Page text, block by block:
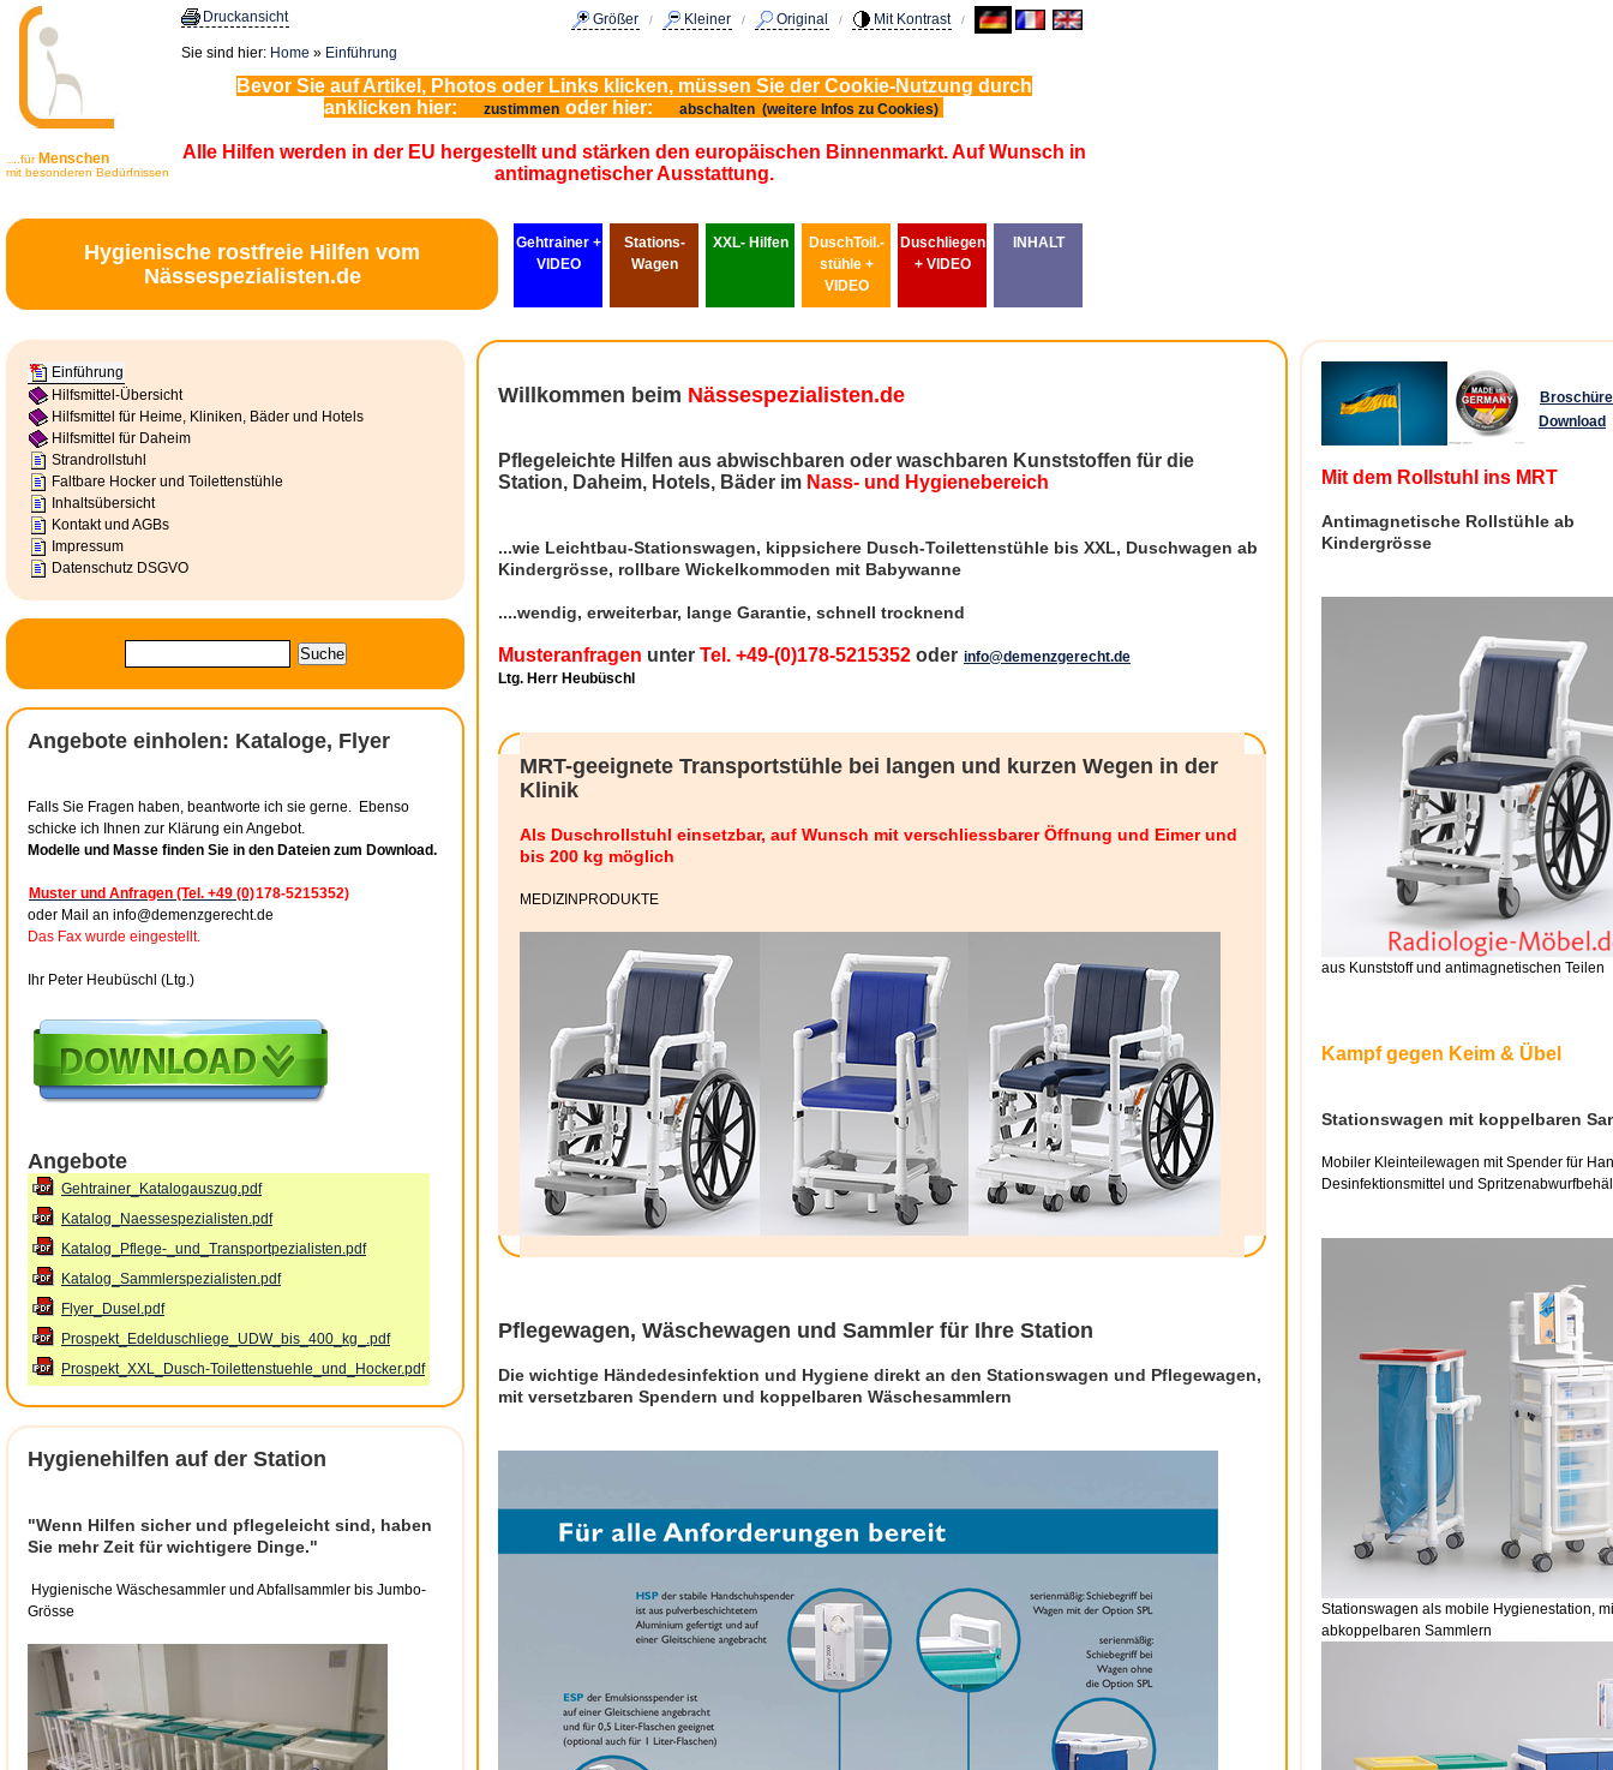
... ..für Menschen
mit besonderen Bedürfnissen
Druckansicht Größer / Kleiner / Original / Mit Kontrast /
Sie sind hier: Home » Einführung
Bevor Sie auf Artikel, Photos oder Links klicken, müssen Sie der Cookie-Nutzung durch
anklicken hier:
zustimmen oder hier: abschalten (weitere Infos zu Cookies)
Alle Hilfen werden in der EU hergestellt und stärken den europäischen Binnenmarkt. Auf Wunsch in
antimagnetischer Ausstattung.
Hygienische rostfreie Hilfen vom
Nässespezialisten.de
Gehtrainer +
VIDEO
Stations-
Wagen
XXL- Hilfen
DuschToil.-
stühle +
VIDEO
Duschliegen
+ VIDEO
INHALT
Einführung
Hilfsmittel-Übersicht
Hilfsmittel für Heime, Kliniken, Bäder und Hotels
Hilfsmittel für Daheim
Strandrollstuhl
Faltbare Hocker und Toilettenstühle
Inhaltsübersicht
Kontakt und AGBs
Impressum
Datenschutz DSGVO
Angebote einholen: Kataloge, Flyer
Falls Sie Fragen haben, beantworte ich sie gerne. Ebenso
schicke ich Ihnen zur Klärung ein Angebot.
Modelle und Masse finden Sie in den Dateien zum Download.
Muster und Anfragen (Tel. +49 (0)178-5215352)
oder Mail an info@demenzgerecht.de
Das Fax wurde eingestellt.
Ihr Peter Heubüschl (Ltg.)
Angebote
Gehtrainer_Katalogauszug.pdf
Katalog_Naessespezialisten.pdf
Katalog_Pflege-_und_Transportpezialisten.pdf
Katalog_Sammlerspezialisten.pdf
Flyer_Dusel.pdf
Prospekt_Edelduschliege_UDW_bis_400_kg_.pdf
Prospekt_XXL_Dusch-Toilettenstuehle_und_Hocker.pdf
Hygienehilfen auf der Station
"Wenn Hilfen sicher und pflegeleicht sind, haben
Sie mehr Zeit für wichtigere Dinge."
Hygienische Wäschesammler und Abfallsammler bis Jumbo-
Grösse
Willkommen beim Nässespezialisten.de
Pflegeleichte Hilfen aus abwischbaren oder waschbaren Kunststoffen für die
Station, Daheim, Hotels, Bäder im Nass- und Hygienebereich
...wie Leichtbau-Stationswagen, kippsichere Dusch-Toilettenstühle bis XXL, Duschwagen ab
Kindergrösse, rollbare Wickelkommoden mit Babywanne
....wendig, erweiterbar, lange Garantie, schnell trocknend
Musteranfragen unter Tel. +49-(0)178-5215352 oder info@demenzgerecht.de
Ltg. Herr Heubüschl
MRT-geeignete Transportstühle bei langen und kurzen Wegen in der
Klinik
Als Duschrollstuhl einsetzbar, auf Wunsch mit verschliessbarer Öffnung und Eimer und
bis 200 kg möglich
MEDIZINPRODUKTE
Pflegewagen, Wäschewagen und Sammler für Ihre Station
Die wichtige Händedesinfektion und Hygiene direkt an den Stationswagen und Pflegewagen,
mit versetzbaren Spendern und koppelbaren Wäschesammlern
Download
Mit dem Rollstuhl ins MRT
Antimagnetische Rollstühle ab
Kindergrösse
aus Kunststoff und antimagnetischen Teilen
Kampf gegen Keim & Übel
Stationswagen mit koppelbaren
Mobiler Kleinteilewagen mit Spender für
Desinfektionsmittel und
Stationswagen als mobile Hygienestation,
abkoppelbaren Sammlern